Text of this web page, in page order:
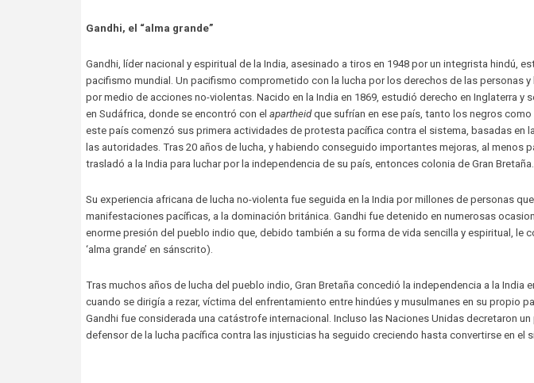
Gandhi, el “alma grande”
Gandhi, líder nacional y espiritual de la India, asesinado a tiros en 1948 por un integrista hindú,
pacifismo mundial. Un pacifismo comprometido con la lucha por los derechos de las personas
por medio de acciones no-violentas. Nacido en la India en 1869, estudió derecho en Inglaterra y
en Sudáfrica, donde se encontró con el apartheidque sufrían en ese país, tanto los negros como
este país comenzó sus primera actividades de protesta pacífica contra el sistema, basadas en
las autoridades. Tras 20 años de lucha, y habiendo conseguido importantes mejoras, al menos
trasladó a la India para luchar por la independencia de su país, entonces colonia de Gran Bretaña.
Su experiencia africana de lucha no-violenta fue seguida en la India por millones de personas
manifestaciones pacíficas, a la dominación británica. Gandhi fue detenido en numerosas
enorme presión del pueblo indio que, debido también a su forma de vida sencilla y espiritual, le
‘alma grande’ en sánscrito).
Tras muchos años de lucha del pueblo indio, Gran Bretaña concedió la independencia a la India
cuando se dirigía a rezar, víctima del enfrentamiento entre hindúes y musulmanes en su propio
Gandhi fue considerada una catástrofe internacional. Incluso las Naciones Unidas decretaron
defensor de la lucha pacífica contra las injusticias ha seguido creciendo hasta convertirse en el